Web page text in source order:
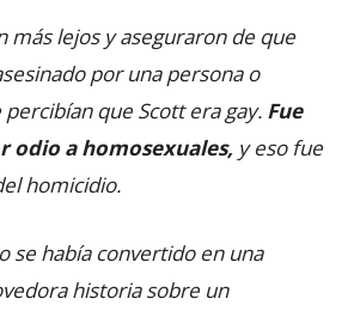
más lejos y aseguraron de que
por una persona o
que Scott era gay. Fue
odio a homosexuales, y eso fue
homicidio.
se había convertido en una
historia sobre un